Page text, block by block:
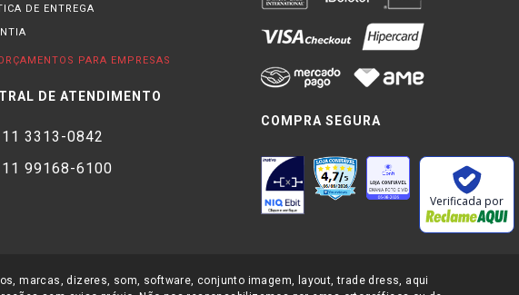
DE ENTREGA
PARA EMPRESAS
DE ATENDIMENTO
11 3313-0842
11 99168-6100
COMPRA SEGURA
Verificada por
marcas, dizeres, som, software, conjunto imagem, layout, trade dress, aqui